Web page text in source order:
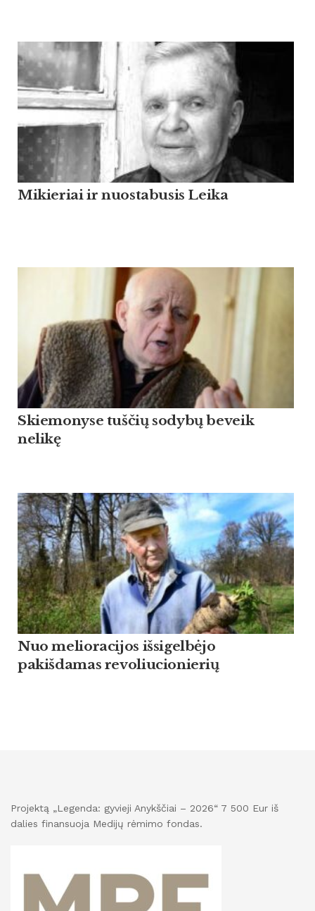
Mikieriai ir nuostabusis Leika
Skiemonyse tuščių sodybų beveik
nelikę
Nuo melioracijos išsigelbėjo
pakišdamas revoliucionierių
Projektą „Legenda: gyvieji Anykščiai – 2026“ 7 500 Eur iš
dalies finansuoja Medijų rėmimo fondas.